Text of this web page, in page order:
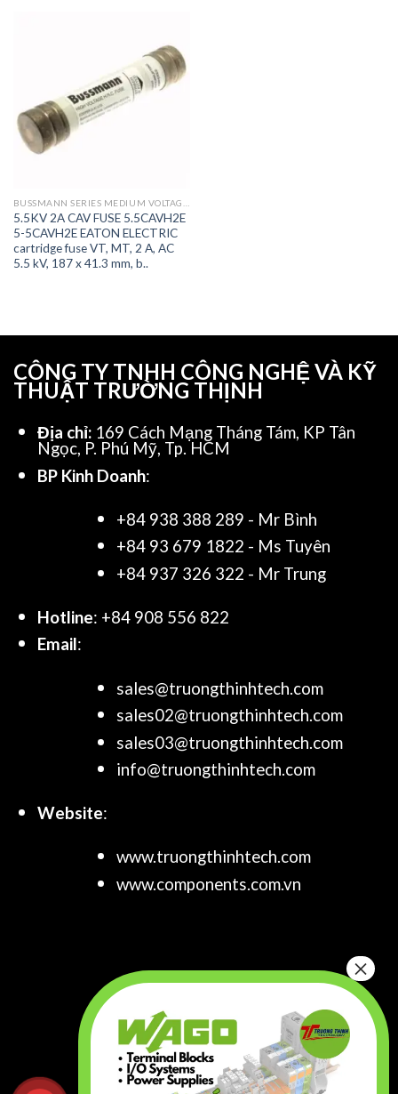
BUSSMANN SERIES MEDIUM VOLTAGE FUSES AND ACCESSORIES
5.5KV 2A CAV FUSE 5.5CAVH2E
5-5CAVH2E EATON ELECTRIC
cartridge fuse VT, MT, 2 A, AC
5.5 kV, 187 x 41.3 mm, b..
CÔNG TY TNHH CÔNG NGHỆ VÀ KỸ
THUẬT TRƯỜNG THỊNH
Địa chỉ: 169 Cách Mạng Tháng Tám, KP Tân
Ngọc, P. Phú Mỹ, Tp. HCM
BP Kinh Doanh:
+84 938 388 289 - Mr Bình
+84 93 679 1822 - Ms Tuyên
+84 937 326 322 - Mr Trung
Hotline: +84 908 556 822
Email:
sales@truongthinhtech.com
sales02@truongthinhtech.com
sales03@truongthinhtech.com
info@truongthinhtech.com
Website:
www.truongthinhtech.com
www.components.com.vn